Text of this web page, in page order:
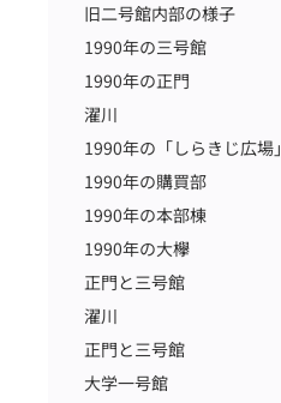
旧二号館内部の様子
1990年の三号館
1990年の正門
濯川
1990年の「しらきじ広場」
1990年の購買部
1990年の本部棟
1990年の大欅
正門と三号館
濯川
正門と三号館
大学一号館